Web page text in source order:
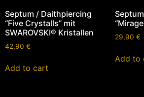
Septum / Daithpiercing
“Five Crystalls” mit
SWAROVSKI® Kristallen
42,90 €
Add to cart
29,90 €
Add to